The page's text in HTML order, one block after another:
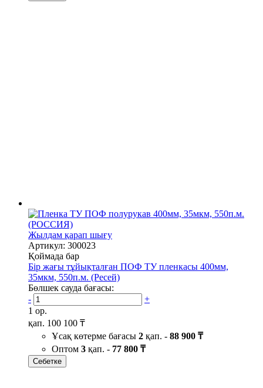
Жылдам қарап шығу
Артикул: 300023
Қоймада бар
Бір жағы тұйықталған ПОФ ТУ пленкасы 400мм,
35мкм, 550п.м. (Ресей)
Бөлшек сауда бағасы:
-
+
1 ор.
қап. 100 100 ₸
Ұсақ көтерме бағасы 2 қап. - 88 900 ₸
Оптом 3 қап. - 77 800 ₸
Себетке